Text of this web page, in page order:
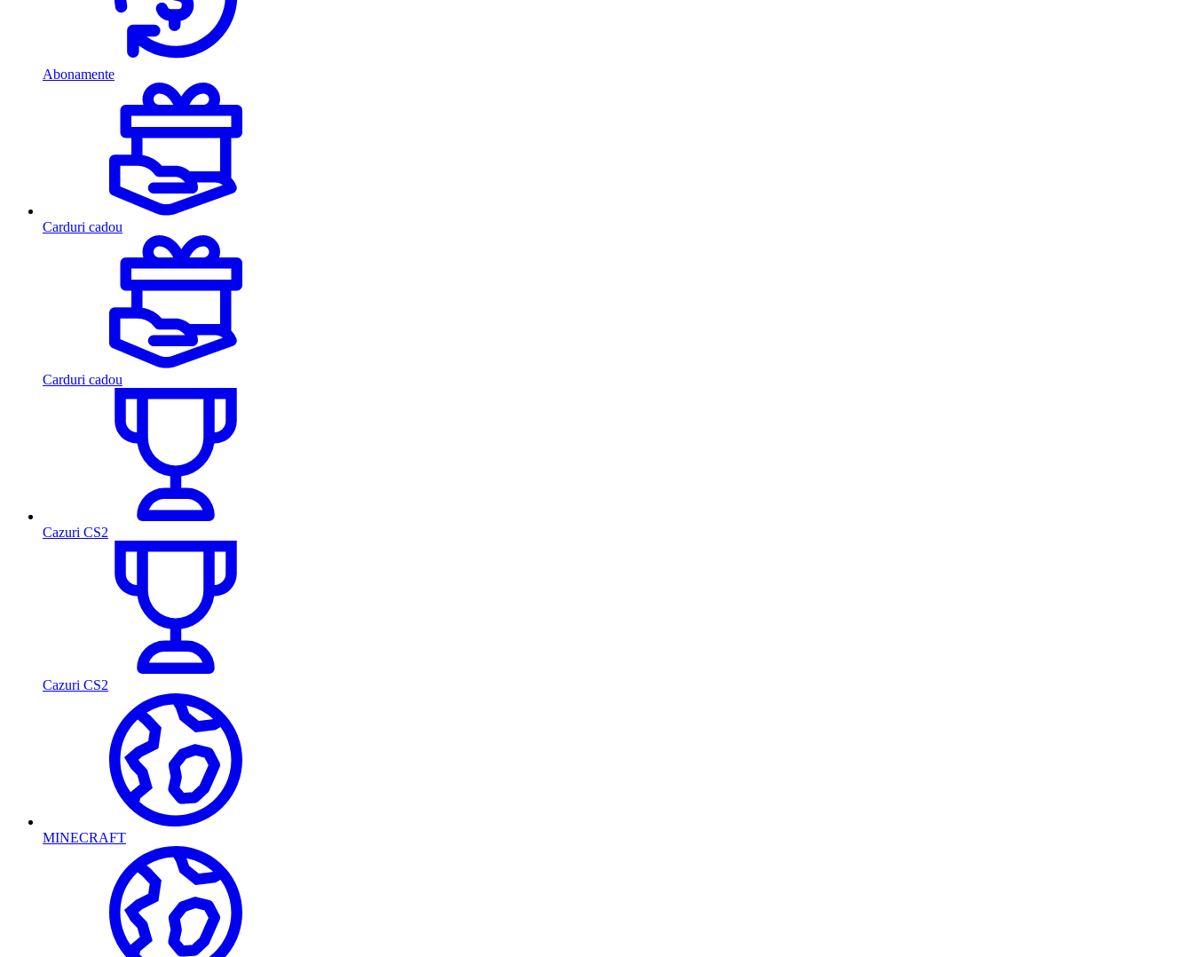
Abonamente
Carduri cadou
Carduri cadou
Cazuri CS2
Cazuri CS2
MINECRAFT